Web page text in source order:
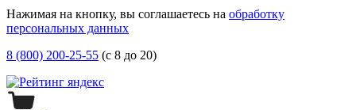
Нажимая на кнопку, вы соглашаетесь на обработку
персональных данных
8 (800) 200-25-55 (с 8 до 20)